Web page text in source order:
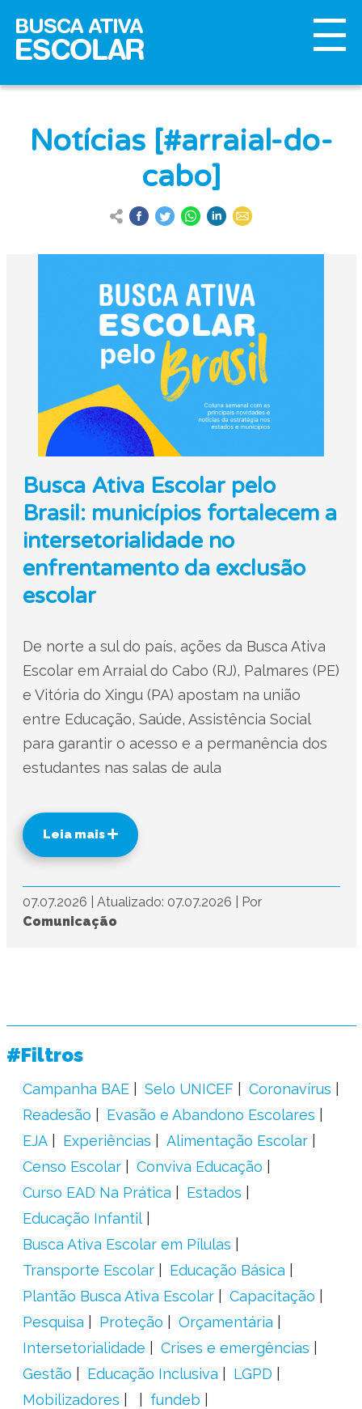
Notícias [#arraial-do-
cabo]
Busca Ativa Escolar pelo
Brasil: municípios fortalecem a
intersetorialidade no
enfrentamento da exclusão
escolar
De norte a sul do país, ações da Busca Ativa
Escolar em Arraial do Cabo (RJ), Palmares (PE)
e Vitória do Xingu (PA) apostam na união
entre Educação, Saúde, Assistência Social
para garantir o acesso e a permanência dos
estudantes nas salas de aula
Leia mais
07.07.2026 Atualizado: 07.07.2026
Por
Comunicação
#Filtros
Campanha BAE Selo UNICEF
Coronavírus
Readesão
Evasão e Abandono Escolares
EJA
Experiências
Alimentação Escolar
Censo Escolar
Conviva Educação
Curso EAD Na Prática
Estados
Educação Infantil
Busca Ativa Escolar em Pílulas
Transporte Escolar
Educação Básica
Plantão Busca Ativa Escolar
Capacitação
Pesquisa
Proteção
Orçamentária
Intersetorialidade
Crises e emergências
Gestão
Educação Inclusiva
LGPD
Mobilizadores
fundeb